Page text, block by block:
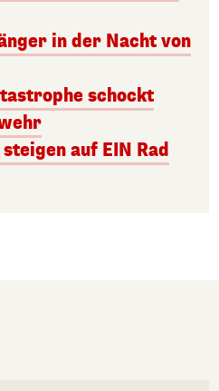
in der Nacht von
schockt
auf EIN Rad